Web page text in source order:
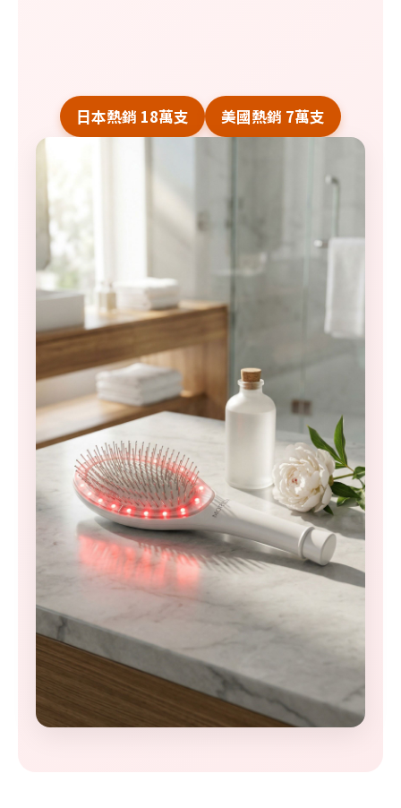
日本熱銷 18萬支 美國熱銷 7萬支